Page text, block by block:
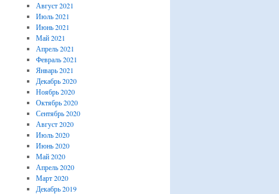
Август 2021
Июль 2021
Июнь 2021
Май 2021
Апрель 2021
Февраль 2021
Январь 2021
Декабрь 2020
Ноябрь 2020
Октябрь 2020
Сентябрь 2020
Август 2020
Июль 2020
Июнь 2020
Май 2020
Апрель 2020
Март 2020
Декабрь 2019